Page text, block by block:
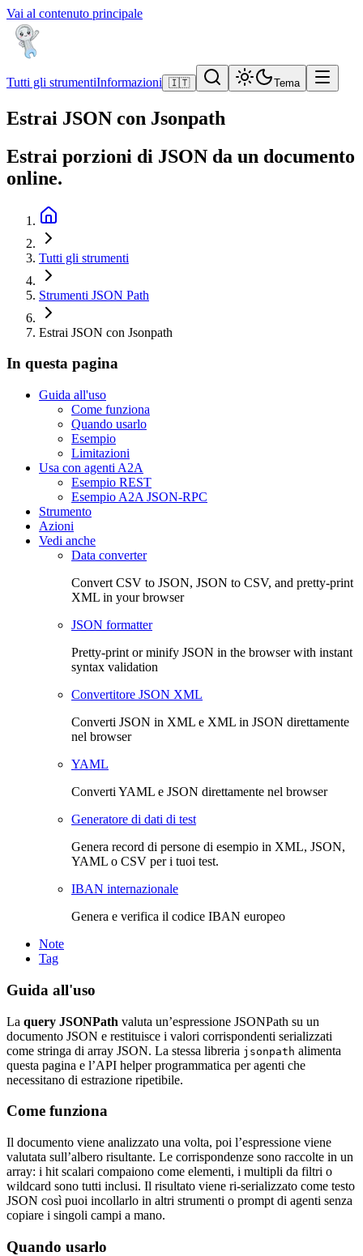
Vai al contenuto principale
Tutti gli strumentiInformazioni 🇮🇹 Tema
Estrai JSON con Jsonpath
Estrai porzioni di JSON da un documento
online.
Tutti gli strumenti
Strumenti JSON Path
Estrai JSON con Jsonpath
In questa pagina
Guida all'uso
Come funziona
Quando usarlo
Esempio
Limitazioni
Usa con agenti A2A
Esempio REST
Esempio A2A JSON-RPC
Strumento
Azioni
Vedi anche
Data converter
Convert CSV to JSON, JSON to CSV, and pretty-print
XML in your browser
JSON formatter
Pretty-print or minify JSON in the browser with instant
syntax validation
Convertitore JSON XML
Converti JSON in XML e XML in JSON direttamente
nel browser
YAML
Converti YAML e JSON direttamente nel browser
Generatore di dati di test
Genera record di persone di esempio in XML, JSON,
YAML o CSV per i tuoi test.
IBAN internazionale
Genera e verifica il codice IBAN europeo
Note
Tag
Guida all'uso
La query JSONPath valuta un’espressione JSONPath su un
documento JSON e restituisce i valori corrispondenti serializzati
come stringa di array JSON. La stessa libreria jsonpath alimenta
questa pagina e l’API helper programmatica per agenti che
necessitano di estrazione ripetibile.
Come funziona
Il documento viene analizzato una volta, poi l’espressione viene
valutata sull’albero risultante. Le corrispondenze sono raccolte in un
array: i hit scalari compaiono come elementi, i multipli da filtri o
wildcard sono tutti inclusi. Il risultato viene ri-serializzato come testo
JSON così puoi incollarlo in altri strumenti o prompt di agenti senza
copiare i singoli campi a mano.
Quando usarlo